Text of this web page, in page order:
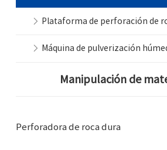
Plataforma de perforación de
Máquina de pulverización
Manipulación de
Perforadora de roca dura